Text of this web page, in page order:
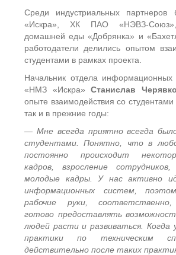
Среди индустриальных
«Искра», ХК ПАО «НЭВЗ-Союз»,
домашней еды «Добрянка» и
работодатели делились опытом
студентами в рамках проекта.
Начальник отдела информационных
«НМЗ «Искра»Станислав
опыте взаимодействия со студентами
так и в прежние годы:
— Мне всегда приятно всегда
студентами. Понятно, что в
постоянно происходит
кадров, взросление
молодые кадры. У нас активно
информационных систем,
рабочие руки,
готово предоставлять
людей расти и развиваться. Когда
практики по техническим
действительно после таких